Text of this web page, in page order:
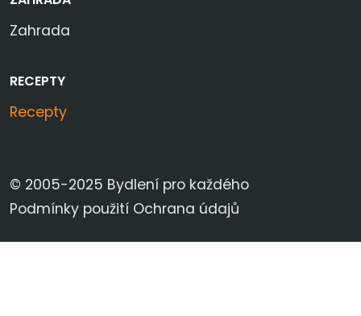
Zahrada
RECEPTY
Recepty
© 2005-2025 Bydlení pro každého
Podmínky použití Ochrana údajů